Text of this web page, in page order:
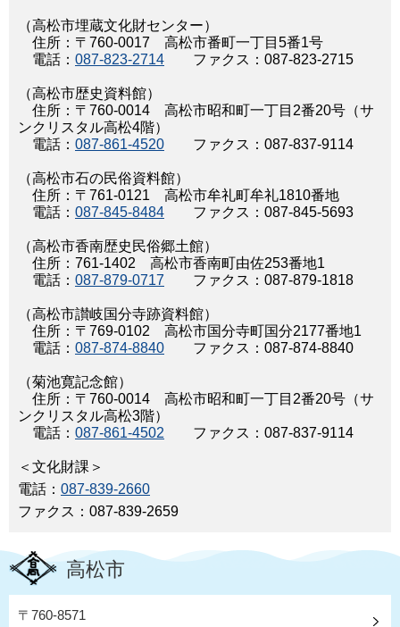
（高松市埋蔵文化財センター）
住所：〒760-0017 高松市番町一丁目5番1号
電話： 087-823-2714 ファクス：087-823-2715
（高松市歴史資料館）
住所：〒760-0014 高松市昭和町一丁目2番20号（サ
ンクリスタル高松4階）
電話： 087-861-4520 ファクス：087-837-9114
（高松市石の民俗資料館）
住所：〒761-0121 高松市牟礼町牟礼1810番地
電話： 087-845-8484 ファクス：087-845-5693
（高松市香南歴史民俗郷土館）
住所：761-1402 高松市香南町由佐253番地1
電話： 087-879-0717 ファクス：087-879-1818
（高松市讃岐国分寺跡資料館）
住所：〒769-0102 高松市国分寺町国分2177番地1
電話： 087-874-8840 ファクス：087-874-8840
（菊池寛記念館）
住所：〒760-0014 高松市昭和町一丁目2番20号（サ
ンクリスタル高松3階）
電話： 087-861-4502 ファクス：087-837-9114
＜文化財課＞
電話： 087-839-2660
ファクス：087-839-2659
高松市
〒760-8571